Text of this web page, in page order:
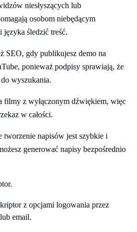
niesłyszących lub
osobom niebędącym
śledzić treść.
SEO, gdy publikujesz demo na
ponieważ podpisy sprawiają, że
wyszukania.
filmy z wyłączonym dźwiękiem, więc
w całości.
tworzenie napisów jest szybkie i
generować napisy bezpośrednio